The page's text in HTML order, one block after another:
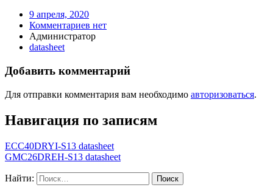
9 апреля, 2020
Комментариев нет
Администратор
datasheet
Добавить комментарий
Для отправки комментария вам необходимо авторизоваться.
Навигация по записям
ECC40DRYI-S13 datasheet
GMC26DREH-S13 datasheet
Найти: